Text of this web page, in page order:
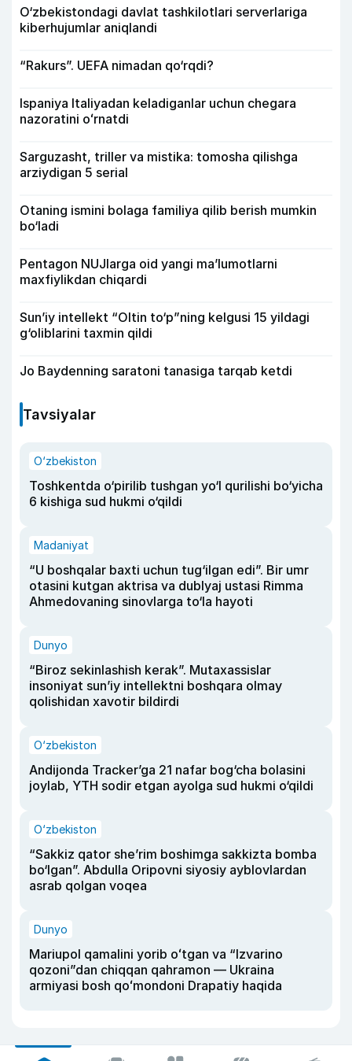
O‘zbekistondagi davlat tashkilotlari serverlariga
kiberhujumlar aniqlandi
“Rakurs”. UEFA nimadan qo‘rqdi?
Ispaniya Italiyadan keladiganlar uchun chegara
nazoratini oʻrnatdi
Sarguzasht, triller va mistika: tomosha qilishga
arziydigan 5 serial
Otaning ismini bolaga familiya qilib berish mumkin
bo‘ladi
Pentagon NUJlarga oid yangi maʼlumotlarni
maxfiylikdan chiqardi
Sun’iy intellekt “Oltin to‘p”ning kelgusi 15 yildagi
g‘oliblarini taxmin qildi
Jo Baydenning saratoni tanasiga tarqab ketdi
Tavsiyalar
O‘zbekiston
Toshkentda o‘pirilib tushgan yo‘l qurilishi bo‘yicha
6 kishiga sud hukmi o‘qildi
Madaniyat
“U boshqalar baxti uchun tug‘ilgan edi”. Bir umr
otasini kutgan aktrisa va dublyaj ustasi Rimma
Ahmedovaning sinovlarga to‘la hayoti
Dunyo
“Biroz sekinlashish kerak”. Mutaxassislar
insoniyat sun’iy intellektni boshqara olmay
qolishidan xavotir bildirdi
O‘zbekiston
Andijonda Tracker’ga 21 nafar bog‘cha bolasini
joylab, YTH sodir etgan ayolga sud hukmi o‘qildi
O‘zbekiston
“Sakkiz qator she’rim boshimga sakkizta bomba
bo‘lgan”. Abdulla Oripovni siyosiy ayblovlardan
asrab qolgan voqea
Dunyo
Mariupol qamalini yorib oʻtgan va “Izvarino
qozoni”dan chiqqan qahramon — Ukraina
armiyasi bosh qoʻmondoni Drapatiy haqida